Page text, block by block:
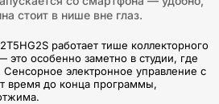
стоит в нише вне глаз.
работает тише коллекторного
особенно заметно в студии, где
электронное управление с
время до конца программы,